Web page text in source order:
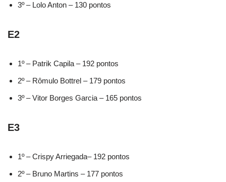
3º – Lolo Anton – 130 pontos
E2
1º – Patrik Capila – 192 pontos
2º – Rômulo Bottrel – 179 pontos
3º – Vitor Borges Garcia – 165 pontos
E3
1º – Crispy Arriegada– 192 pontos
2º – Bruno Martins – 177 pontos